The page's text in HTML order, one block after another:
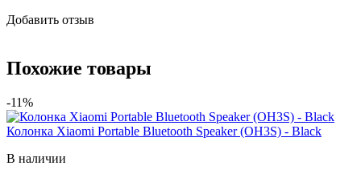
Добавить отзыв
Похожие товары
-11%
Колонка Xiaomi Portable Bluetooth Speaker (OH3S) - Black
В наличии